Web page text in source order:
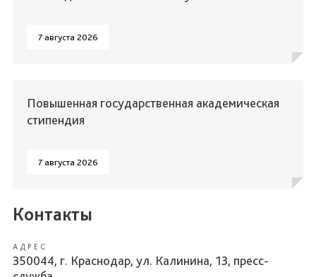
7 августа 2026
Повышенная государственная академическая
стипендия
7 августа 2026
Контакты
АДРЕС
350044, г. Краснодар, ул. Калинина, 13, пресс-